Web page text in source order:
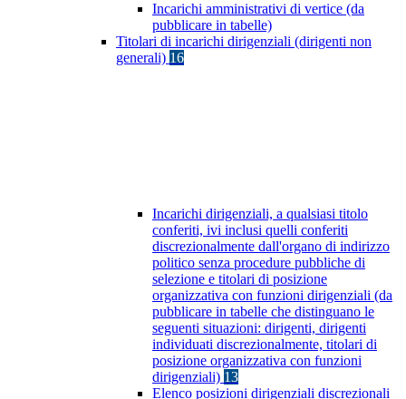
Incarichi amministrativi di vertice (da
pubblicare in tabelle)
Titolari di incarichi dirigenziali (dirigenti non
generali) 16
Incarichi dirigenziali, a qualsiasi titolo
conferiti, ivi inclusi quelli conferiti
discrezionalmente dall'organo di indirizzo
politico senza procedure pubbliche di
selezione e titolari di posizione
organizzativa con funzioni dirigenziali (da
pubblicare in tabelle che distinguano le
seguenti situazioni: dirigenti, dirigenti
individuati discrezionalmente, titolari di
posizione organizzativa con funzioni
dirigenziali) 13
Elenco posizioni dirigenziali discrezionali